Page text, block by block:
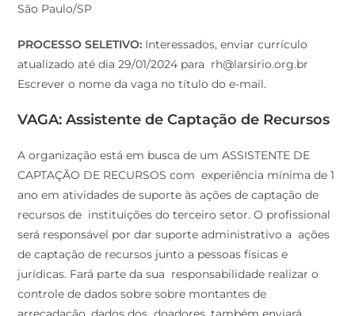
São Paulo/SP
PROCESSO SELETIVO: Interessados, enviar currículo
atualizado até dia 29/01/2024 para rh@larsirio.org.br
Escrever o nome da vaga no título do e-mail.
VAGA: Assistente de Captação de Recursos
A organização está em busca de um ASSISTENTE DE
CAPTAÇÃO DE RECURSOS com experiência mínima de 1
ano em atividades de suporte às ações de captação de
recursos de instituições do terceiro setor. O profissional
será responsável por dar suporte administrativo a ações
de captação de recursos junto a pessoas físicas e
jurídicas. Fará parte da sua responsabilidade realizar o
controle de dados sobre sobre montantes de